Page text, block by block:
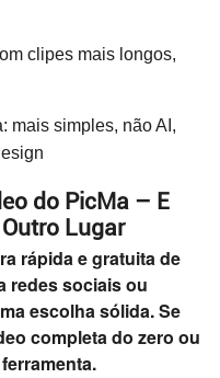
clipes mais longos,
mais simples, não AI,
do PicMa – E
Lugar
rápida e gratuita de
redes sociais ou
escolha sólida. Se
completa do zero ou